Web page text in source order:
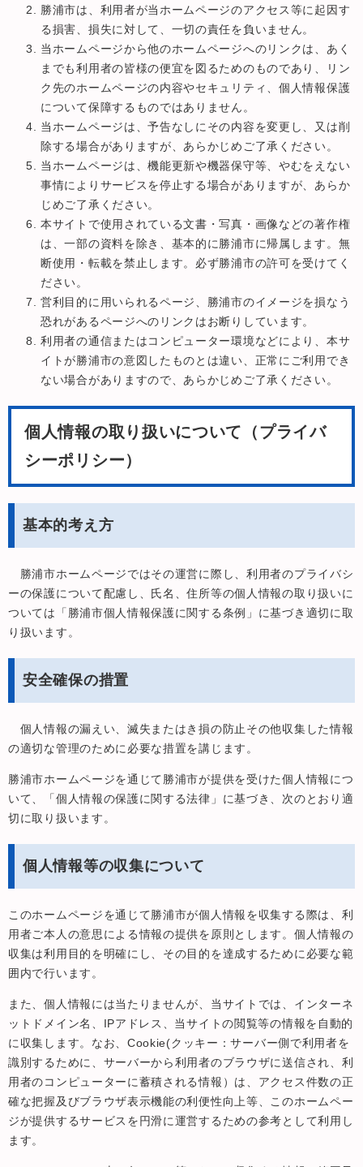
勝浦市は、利用者が当ホームページのアクセス等に起因す
る損害、損失に対して、一切の責任を負いません。
当ホームページから他のホームページへのリンクは、あく
までも利用者の皆様の便宜を図るためのものであり、リン
ク先のホームページの内容やセキュリティ、個人情報保護
について保障するものではありません。
当ホームページは、予告なしにその内容を変更し、又は削
除する場合がありますが、あらかじめご了承ください。
当ホームページは、機能更新や機器保守等、やむをえない
事情によりサービスを停止する場合がありますが、あらか
じめご了承ください。
本サイトで使用されている文書・写真・画像などの著作権
は、一部の資料を除き、基本的に勝浦市に帰属します。無
断使用・転載を禁止します。必ず勝浦市の許可を受けてく
ださい。
営利目的に用いられるページ、勝浦市のイメージを損なう
恐れがあるページへのリンクはお断りしています。
利用者の通信またはコンピューター環境などにより、本サ
イトが勝浦市の意図したものとは違い、正常にご利用でき
ない場合がありますので、あらかじめご了承ください。
個人情報の取り扱いについて（プライバ
シーポリシー）
基本的考え方
勝浦市ホームページではその運営に際し、利用者のプライバシ
ーの保護について配慮し、氏名、住所等の個人情報の取り扱いに
ついては「勝浦市個人情報保護に関する条例」に基づき適切に取
り扱います。
安全確保の措置
個人情報の漏えい、滅失またはき損の防止その他収集した情報
の適切な管理のために必要な措置を講じます。
勝浦市ホームページを通じて勝浦市が提供を受けた個人情報につ
いて、「個人情報の保護に関する法律」に基づき、次のとおり適
切に取り扱います。
個人情報等の収集について
このホームページを通じて勝浦市が個人情報を収集する際は、利
用者ご本人の意思による情報の提供を原則とします。個人情報の
収集は利用目的を明確にし、その目的を達成するために必要な範
囲内で行います。
また、個人情報には当たりませんが、当サイトでは、インターネ
ットドメイン名、IPアドレス、当サイトの閲覧等の情報を自動的
に収集します。なお、Cookie(クッキー：サーバー側で利用者を
識別するために、サーバーから利用者のブラウザに送信され、利
用者のコンピューターに蓄積される情報）は、アクセス件数の正
確な把握及びブラウザ表示機能の利便性向上等、このホームペー
ジが提供するサービスを円滑に運営するための参考として利用し
ます。